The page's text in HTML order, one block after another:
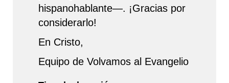
hispanohablante—. ¡Gracias por
considerarlo!
En Cristo,
Equipo de Volvamos al Evangelio